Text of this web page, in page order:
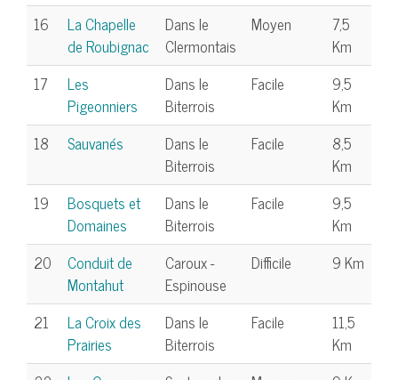
16
La Chapelle
de Roubignac
Dans le
Clermontais
Moyen
7,5
Km
17
Les
Pigeonniers
Dans le
Biterrois
Facile
9,5
Km
18
Sauvanés
Dans le
Biterrois
Facile
8,5
Km
19
Bosquets et
Domaines
Dans le
Biterrois
Facile
9,5
Km
20
Conduit de
Montahut
Caroux -
Espinouse
Difficile 9 Km
21
La Croix des
Prairies
Dans le
Biterrois
Facile
11,5
Km